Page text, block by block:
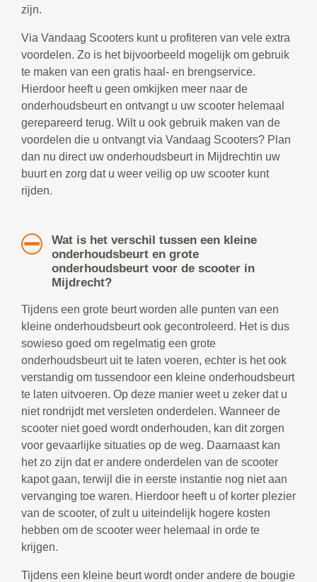
zijn.
Via Vandaag Scooters kunt u profiteren van vele extra
voordelen. Zo is het bijvoorbeeld mogelijk om gebruik
te maken van een gratis haal- en brengservice.
Hierdoor heeft u geen omkijken meer naar de
onderhoudsbeurt en ontvangt u uw scooter helemaal
gerepareerd terug. Wilt u ook gebruik maken van de
voordelen die u ontvangt via Vandaag Scooters? Plan
dan nu direct uw onderhoudsbeurt in Mijdrechtin uw
buurt en zorg dat u weer veilig op uw scooter kunt
rijden.
Wat is het verschil tussen een kleine
onderhoudsbeurt en grote
onderhoudsbeurt voor de scooter in
Mijdrecht?
Tijdens een grote beurt worden alle punten van een
kleine onderhoudsbeurt ook gecontroleerd. Het is dus
sowieso goed om regelmatig een grote
onderhoudsbeurt uit te laten voeren, echter is het ook
verstandig om tussendoor een kleine onderhoudsbeurt
te laten uitvoeren. Op deze manier weet u zeker dat u
niet rondrijdt met versleten onderdelen. Wanneer de
scooter niet goed wordt onderhouden, kan dit zorgen
voor gevaarlijke situaties op de weg. Daarnaast kan
het zo zijn dat er andere onderdelen van de scooter
kapot gaan, terwijl die in eerste instantie nog niet aan
vervanging toe waren. Hierdoor heeft u of korter plezier
van de scooter, of zult u uiteindelijk hogere kosten
hebben om de scooter weer helemaal in orde te
krijgen.
Tijdens een kleine beurt wordt onder andere de bougie